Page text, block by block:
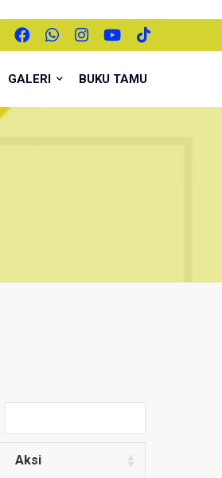
GALERI BUKU TAMU
Aksi